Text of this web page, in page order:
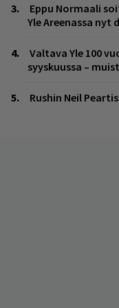
Eppu Normaali
Yle Areenassa
Valtava Yle 100
syyskuussa –
Rushin Neil